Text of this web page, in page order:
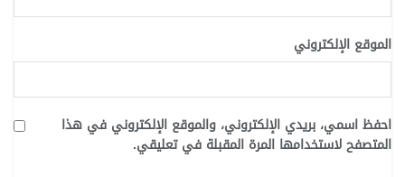
الموقع الإلكتروني
احفظ اسمي، بريدي الإلكتروني، والموقع الإلكتروني في هذا
المتصفح لاستخدامها المرة المقبلة في تعليقي.